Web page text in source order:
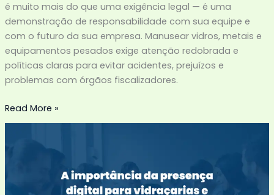
é muito mais do que uma exigência legal — é uma
demonstração de responsabilidade com sua equipe e
com o futuro da sua empresa. Manusear vidros, metais e
equipamentos pesados exige atenção redobrada e
políticas claras para evitar acidentes, prejuízos e
problemas com órgãos fiscalizadores.
Read More »
importância
digital